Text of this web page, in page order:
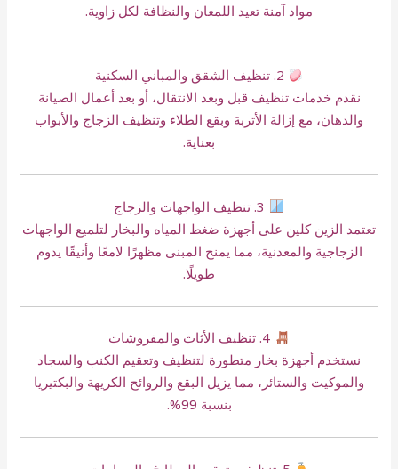
مواد آمنة تعيد اللمعان والنظافة لكل زاوية.
نقدم خدمات تنظيف قبل وبعد الانتقال، أو بعد أعمال الصيانة
والدهان، مع إزالة الأتربة وبقع الطلاء وتنظيف الزجاج والأبواب
بعناية.
تعتمد الزين كلين على أجهزة ضغط المياه والبخار لتلميع الواجهات
الزجاجية والمعدنية، مما يمنح المبنى مظهرًا لامعًا وأنيقًا يدوم
طويلًا.
نستخدم أجهزة بخار متطورة لتنظيف وتعقيم الكنب والسجاد
والموكيت والستائر، مما يزيل البقع والروائح الكريهة والبكتيريا
بنسبة 99%.